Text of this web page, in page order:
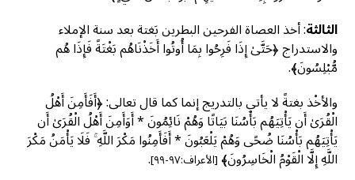
الثالثة: أخذ العصاة الفرحين البطرين بَغتة بعد سنة الإملاء
والاستدراج ﴿حَتَّىٰ إِذَا فَرِحُوا بِمَا أُوتُوا أَخَذْنَاهُم بَغْتَةً فَإِذَا هُم
مُّبْلِسُونَ﴾.
والأخْذ بغتةً لا يأتي بالتدريج إنما كما قال تعالى: ﴿أَفَأَمِنَ أَهْلُ
الْقُرَىٰ أَن يَأْتِيَهُم بَأْسُنَا بَيَاتًا وَهُمْ نَائِمُونَ * أَوَأَمِنَ أَهْلُ الْقُرَىٰ أَن
يَأْتِيَهُم بَأْسُنَا ضُحًى وَهُمْ يَلْعَبُونَ * أَفَأَمِنُوا مَكْرَ اللَّهِ ۚ فَلَا يَأْمَنُ مَكْرَ
اللَّهِ إِلَّا الْقَوْمُ الْخَاسِرُونَ﴾[الأعراف:٩٧-٩٩]
.